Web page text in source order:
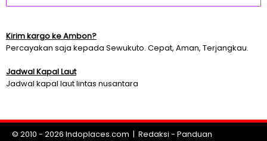
Kirim kargo ke Ambon?
Percayakan saja kepada Sewukuto. Cepat, Aman, Terjangkau.
Jadwal Kapal Laut
Jadwal kapal laut lintas nusantara
© 2010 - 2026 Indoplaces.com | Redaksi - Panduan